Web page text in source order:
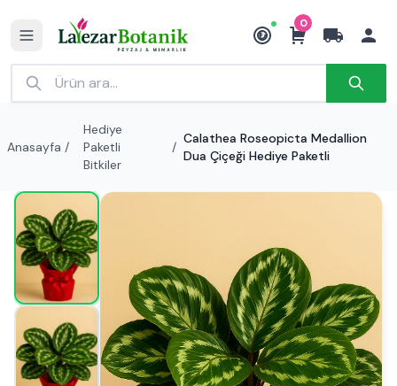
₺
0
Anasayfa /
Hediye
Paketli
Bitkiler
/
Calathea Roseopicta Medallion
Dua Çiçeği Hediye Paketli